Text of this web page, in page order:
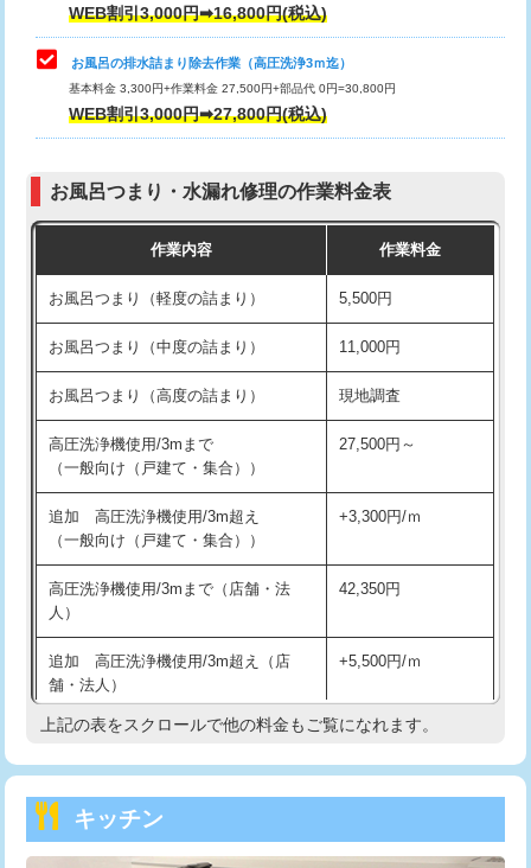
小便器トイレ脱着
その他部品の脱着 8,800円～
交換・取付（タンク）
交換・取付（普通便座） 11,000円+材料費
交換・取付（温水洗浄便座） 16,500円+材料費
交換・取付(単水栓（壁付・デッキ
式）)
13,200円+材料費
交換・取付(混合水栓（壁付・デッキ
式・ワンホール）)
16,500円+材料費
交換・取付(排水栓・排水トラップ
（P/S/ポップアップ））
22,000円+材料費
交換・取付（その他部品） 11,000円+材料費
持込商品取付（単水栓） 13,200円
持込商品取付（混合水栓）
持込商品取付（浄水器・分岐水栓） 16,500円
持込商品取付（温水洗浄便座） 22,000円
持込商品取付（普通便座⇔温水洗浄便
22,000円
給水管工事※（ホール加工)
WEB割引3,000円➡16,800円(税込)
お風呂の排水詰まり除去作業（高圧洗浄3ｍ迄）
基本料金 3,300円+作業料金 27,500円+部品代 0円=30,800円
WEB割引3,000円➡27,800円(税込)
お風呂つまり・水漏れ修理の作業料金表
作業内容 作業料金
お風呂つまり（軽度の詰まり） 5,500円
お風呂つまり（中度の詰まり） 11,000円
お風呂つまり（高度の詰まり） 現地調査
高圧洗浄機使用/3mまで
（一般向け（戸建て・集合））
27,500円～
追加 高圧洗浄機使用/3m超え
（一般向け（戸建て・集合））
+3,300円/ｍ
高圧洗浄機使用/3mまで（店舗・法
人）
42,350円
追加 高圧洗浄機使用/3m超え（店
舗・法人）
+5,500円/ｍ
高度高圧洗浄換 現地調査
トーラー機使用/3mまで
上記の表をスクロールで他の料金もご覧になれます。
キッチン